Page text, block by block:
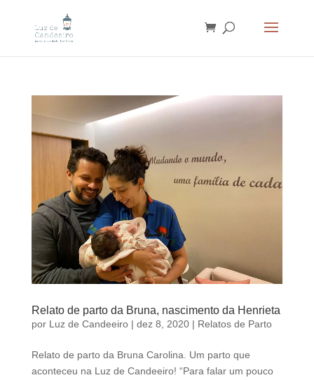
Relato de parto da Bruna, nascimento da Henrieta
por Luz de Candeeiro| dez 8, 2020| Relatos de Parto
Relato de parto da Bruna Carolina. Um parto que
aconteceu na Luz de Candeeiro! “Para falar um pouco